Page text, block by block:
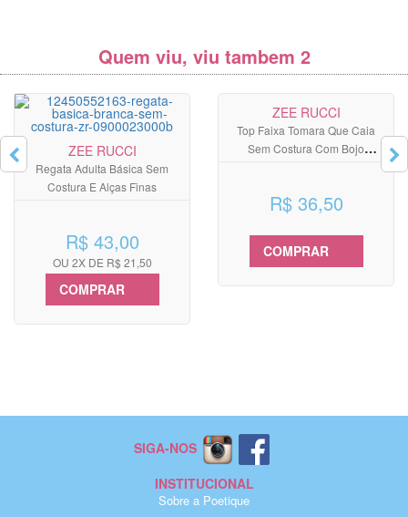
Quem viu, viu tambem 2
ZEE RUCCI
Regata Adulta Básica Sem
Costura E Alças Finas
R$ 43,00
OU 2X DE R$ 21,50
COMPRAR
ZEE RUCCI
Top Faixa Tomara Que Caia
Sem Costura Com Bojo
R$ 36,50
COMPRAR
SIGA-NOS
INSTITUCIONAL
Sobre a Poetique